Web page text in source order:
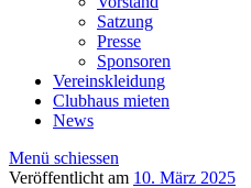
Satzung
Presse
Sponsoren
Vereinskleidung
Clubhaus mieten
News
Menü schiessen
Veröffentlicht am 10. März 2025